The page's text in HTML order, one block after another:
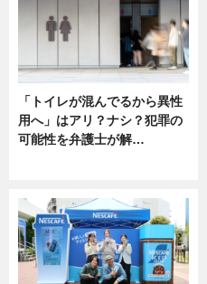
「トイレが混んでるから異性
用へ」はアリ？ナシ？犯罪の
可能性を弁護士が解…